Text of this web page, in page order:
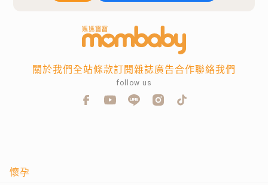
懷孕
關於我們全站條款訂閱雜誌廣告合作聯絡我們
follow us